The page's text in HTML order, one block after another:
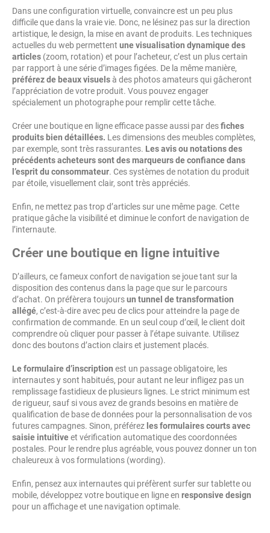
Dans une configuration virtuelle, convaincre est un peu plus
difficile que dans la vraie vie. Donc, ne lésinez pas sur la direction
artistique, le design, la mise en avant de produits. Les techniques
actuelles du web permettent une visualisation dynamique des
articles (zoom, rotation) et pour l’acheteur, c’est un plus certain
par rapport à une série d’images figées. De la même manière,
préférez de beaux visuelsà des photos amateurs qui gâcheront
l’appréciation de votre produit. Vous pouvez engager
spécialement un photographe pour remplir cette tâche.
Créer une boutique en ligne efficace passe aussi par desfiches
produits bien détaillées. Les dimensions des meubles complètes,
par exemple, sont très rassurantes. Les avis ou notations des
précédents acheteurs sont des marqueurs de confiance dans
l’esprit du consommateur. Ces systèmes de notation du produit
par étoile, visuellement clair, sont très appréciés.
Enfin, ne mettez pas trop d’articles sur une même page. Cette
pratique gâche la visibilité et diminue le confort de navigation de
l’internaute.
Créer une boutique en ligne intuitive
D’ailleurs, ce fameux confort de navigation se joue tant sur la
disposition des contenus dans la page que sur le parcours
d’achat. On préfèrera toujoursun tunnel de transformation
allégé, c’est-à-dire avec peu de clics pour atteindre la page de
confirmation de commande. En un seul coup d’œil, le client doit
comprendre où cliquer pour passer à l’étape suivante. Utilisez
donc des boutons d’action clairs et justement placés.
Le formulaire d’inscription est un passage obligatoire, les
internautes y sont habitués, pour autant ne leur infligez pas un
remplissage fastidieux de plusieurs lignes. Le strict minimum est
de rigueur, sauf si vous avez de grands besoins en matière de
qualification de base de données pour la personnalisation de vos
futures campagnes. Sinon, préférez les formulaires courts avec
saisie intuitiveet vérification automatique des coordonnées
postales. Pour le rendre plus agréable, vous pouvez donner un ton
chaleureux à vos formulations (wording).
Enfin, pensez aux internautes qui préfèrent surfer sur tablette ou
mobile, développez votre boutique en ligne en responsive design
pour un affichage et une navigation optimale.